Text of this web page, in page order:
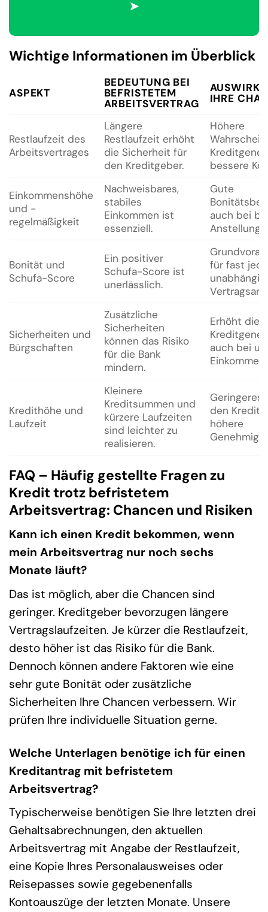
➤
Wichtige Informationen im Überblick
ASPEKT
BEDEUTUNG BEI
BEFRISTETEM
ARBEITSVERTRAG
IHRE
Restlaufzeit des
Arbeitsvertrages
Längere
Restlaufzeit erhöht
die Sicherheit für
den Kreditgeber.
Höhere
bessere
Einkommenshöhe
und -
regelmäßigkeit
Nachweisbares,
stabiles
Einkommen ist
essenziell.
Gute
auch bei
Anstellung.
Bonität und
Schufa-Score
Ein positiver
Schufa-Score ist
unerlässlich.
für fast
Vertragsart.
Sicherheiten und
Bürgschaften
Zusätzliche
Sicherheiten
können das Risiko
für die Bank
mindern.
Erhöht die
auch bei
Kredithöhe und
Laufzeit
Kleinere
Kreditsummen und
kürzere Laufzeiten
sind leichter zu
realisieren.
Geringeres
den
höhere
FAQ – Häufig gestellte Fragen zu
Kredit trotz befristetem
Arbeitsvertrag: Chancen und Risiken
Kann ich einen Kredit bekommen, wenn
mein Arbeitsvertrag nur noch sechs
Monate läuft?
Das ist möglich, aber die Chancen sind
geringer. Kreditgeber bevorzugen längere
Vertragslaufzeiten. Je kürzer die Restlaufzeit,
desto höher ist das Risiko für die Bank.
Dennoch können andere Faktoren wie eine
sehr gute Bonität oder zusätzliche
Sicherheiten Ihre Chancen verbessern. Wir
prüfen Ihre individuelle Situation gerne.
Welche Unterlagen benötige ich für einen
Kreditantrag mit befristetem
Arbeitsvertrag?
Typischerweise benötigen Sie Ihre letzten drei
Gehaltsabrechnungen, den aktuellen
Arbeitsvertrag mit Angabe der Restlaufzeit,
eine Kopie Ihres Personalausweises oder
Reisepasses sowie gegebenenfalls
Kontoauszüge der letzten Monate. Unsere